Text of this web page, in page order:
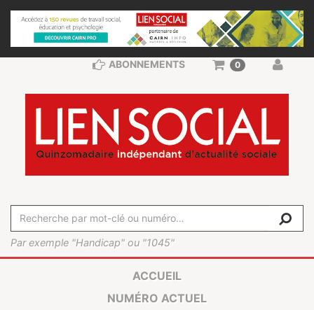
Par exemple "Handicap" ou "1045"
ABONNEMENTS 0
ACCUEIL
NUMÉRO ACTUEL